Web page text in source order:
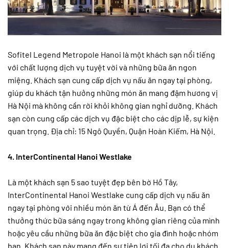
Sofitel Legend Metropole Hanoi là một khách sạn nổi tiếng
với chất lượng dịch vụ tuyệt vời và những bữa ăn ngon
miệng. Khách sạn cung cấp dịch vụ nấu ăn ngay tại phòng,
giúp du khách tận hưởng những món ăn mang đậm hương vị
Hà Nội mà không cần rời khỏi không gian nghỉ dưỡng. Khách
sạn còn cung cấp các dịch vụ đặc biệt cho các dịp lễ, sự kiện
quan trọng. Địa chỉ: 15 Ngô Quyền, Quận Hoàn Kiếm, Hà Nội.
4. InterContinental Hanoi Westlake
Là một khách sạn 5 sao tuyệt đẹp bên bờ Hồ Tây,
InterContinental Hanoi Westlake cung cấp dịch vụ nấu ăn
ngay tại phòng với nhiều món ăn từ Á đến Âu. Bạn có thể
thưởng thức bữa sáng ngay trong không gian riêng của mình
hoặc yêu cầu những bữa ăn đặc biệt cho gia đình hoặc nhóm
bạn. Khách sạn này mang đến sự tiện lợi tối đa cho du khách.